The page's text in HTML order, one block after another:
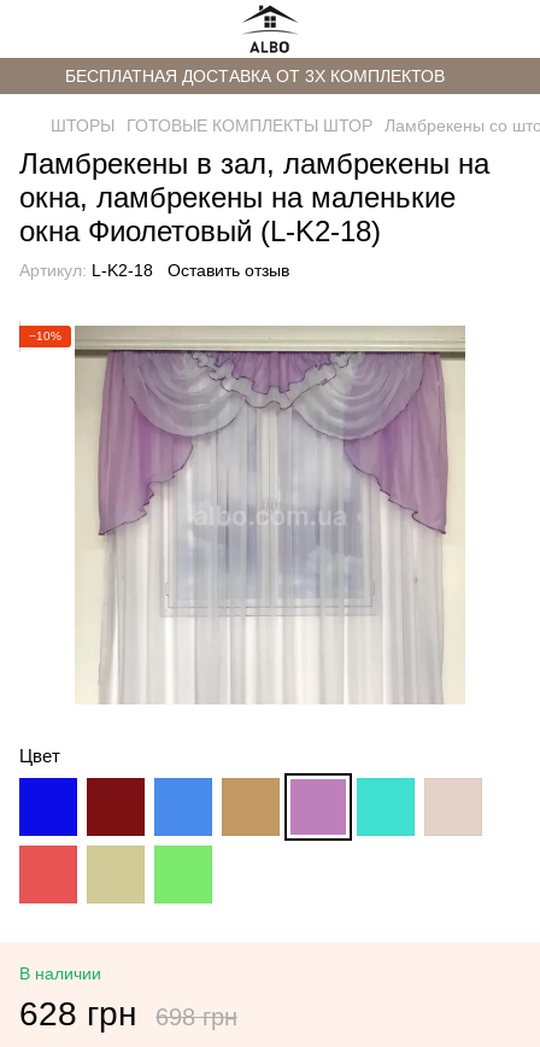
БЕСПЛАТНАЯ ДОСТАВКА ОТ 3Х КОМПЛЕКТОВ
ШТОРЫ ГОТОВЫЕ КОМПЛЕКТЫ ШТОР Ламбрекены со
Ламбрекены в зал, ламбрекены на
окна, ламбрекены на маленькие
окна Фиолетовый (L-K2-18)
Артикул: L-K2-18 Оставить отзыв
−10%
Цвет
В наличии
628 грн 698 грн